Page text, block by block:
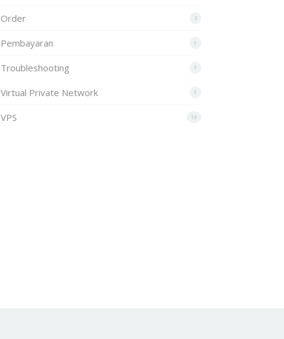
2
Order
1
Pembayaran
1
Troubleshooting
1
Virtual Private Network
15
VPS